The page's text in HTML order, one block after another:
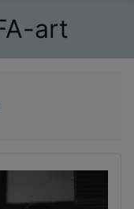
art